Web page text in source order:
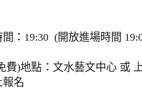
： 19:30 (開放進場時間
費)地點：文水藝文中心 或
報名